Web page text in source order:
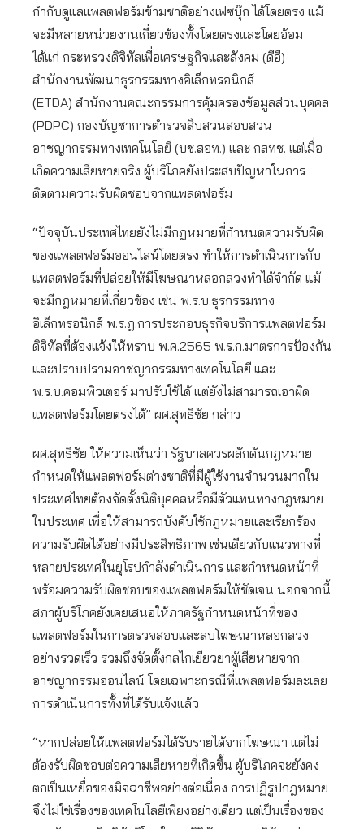
กำกับดูแลแพลตฟอร์มข้ามชาติอย่างเฟซบุ๊ก ได้โดยตรง แม้
จะมีหลายหน่วยงานเกี่ยวข้องทั้งโดยตรงและโดยอ้อม
ได้แก่ กระทรวงดิจิทัลเพื่อเศรษฐกิจและสังคม (ดีอี)
สำนักงานพัฒนาธุรกรรมทางอิเล็กทรอนิกส์
(ETDA) สำนักงานคณะกรรมการคุ้มครองข้อมูลส่วนบุคคล
(PDPC) กองบัญชาการตำรวจสืบสวนสอบสวน
อาชญากรรมทางเทคโนโลยี (บช.สอท.) และ กสทช. แต่เมื่อ
เกิดความเสียหายจริง ผู้บริโภคยังประสบปัญหาในการ
ติดตามความรับผิดชอบจากแพลตฟอร์ม
“ปัจจุบันประเทศไทยยังไม่มีกฎหมายที่กำหนดความรับผิด
ของแพลตฟอร์มออนไลน์โดยตรง ทำให้การดำเนินการกับ
แพลตฟอร์มที่ปล่อยให้มีโฆษณาหลอกลวงทำได้จำกัด แม้
จะมีกฎหมายที่เกี่ยวข้อง เช่น พ.ร.บ.ธุรกรรมทาง
อิเล็กทรอนิกส์ พ.ร.ฎ.การประกอบธุรกิจบริการแพลตฟอร์ม
ดิจิทัลที่ต้องแจ้งให้ทราบ พ.ศ.2565 พ.ร.ก.มาตรการป้องกัน
และปราบปรามอาชญากรรมทางเทคโนโลยี และ
พ.ร.บ.คอมพิวเตอร์ มาปรับใช้ได้ แต่ยังไม่สามารถเอาผิด
แพลตฟอร์มโดยตรงได้” ผศ.สุทธิชัย กล่าว
ผศ.สุทธิชัย ให้ความเห็นว่า รัฐบาลควรผลักดันกฎหมาย
กำหนดให้แพลตฟอร์มต่างชาติที่มีผู้ใช้งานจำนวนมากใน
ประเทศไทยต้องจัดตั้งนิติบุคคลหรือมีตัวแทนทางกฎหมาย
ในประเทศ เพื่อให้สามารถบังคับใช้กฎหมายและเรียกร้อง
ความรับผิดได้อย่างมีประสิทธิภาพ เช่นเดียวกับแนวทางที่
หลายประเทศในยุโรปกำลังดำเนินการ และกำหนดหน้าที่
พร้อมความรับผิดชอบของแพลตฟอร์มให้ชัดเจน นอกจากนี้
สภาผู้บริโภคยังเคยเสนอให้ภาครัฐกำหนดหน้าที่ของ
แพลตฟอร์มในการตรวจสอบและลบโฆษณาหลอกลวง
อย่างรวดเร็ว รวมถึงจัดตั้งกลไกเยียวยาผู้เสียหายจาก
อาชญากรรมออนไลน์ โดยเฉพาะกรณีที่แพลตฟอร์มละเลย
การดำเนินการทั้งที่ได้รับแจ้งแล้ว
“หากปล่อยให้แพลตฟอร์มได้รับรายได้จากโฆษณา แต่ไม่
ต้องรับผิดชอบต่อความเสียหายที่เกิดขึ้น ผู้บริโภคจะยังคง
ตกเป็นเหยื่อของมิจฉาชีพอย่างต่อเนื่อง การปฏิรูปกฎหมาย
จึงไม่ใช่เรื่องของเทคโนโลยีเพียงอย่างเดียว แต่เป็นเรื่องของ